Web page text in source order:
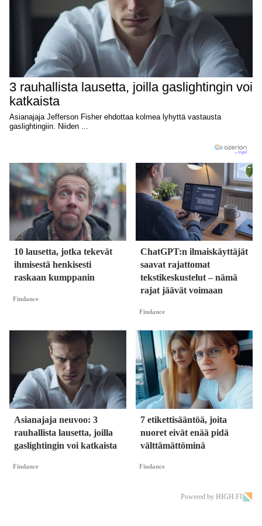
10 lausetta, jotka tekevät
ihmisestä henkisesti
raskaan kumppanin
Findance
ChatGPT:n ilmaiskäyttäjät
saavat rajattomat
tekstikeskustelut – nämä
rajat jäävät voimaan
Findance
Asianajaja neuvoo: 3
rauhallista lausetta, joilla
gaslightingin voi katkaista
Findance
7 etikettisääntöä, joita
nuoret eivät enää pidä
välttämättöminä
Findance
Powered by HIGH.FI